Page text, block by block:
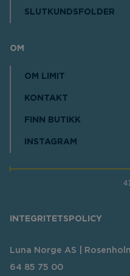
SLUTKUNDSFOLDER
OM
OM LIMIT
KONTAKT
FINN BUTIKK
INSTAGRAM
INTEGRITETSPOLICY
Luna Norge AS |
64 85 75 00